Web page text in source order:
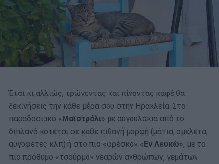
Έτσι κι αλλιώς, τρώγοντας και πίνοντας καφέ θα
ξεκινήσεις την κάθε μέρα σου στην Ηρακλεία. Στο
παραδοσιακό «Μαϊστράλι» με αυγουλάκια από το
διπλανό κοτέτσι σε κάθε πιθανή μορφή (μάτια, ομελέτα,
αυγοφέτες κλπ) ή στο πιο «φρέσκο» «Εν Λευκώ», με το
πιο πρόθυμο «τσούρμο» νεαρών ανθρώπων, γεμάτων